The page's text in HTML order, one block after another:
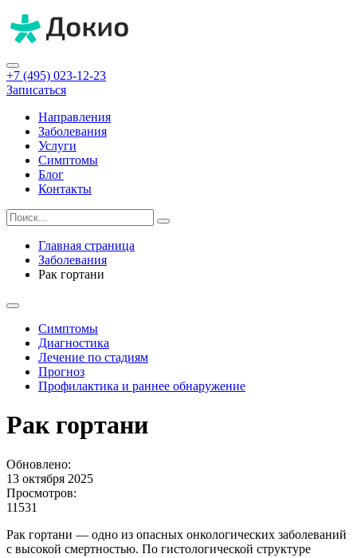
+7 (495) 023-12-23
Записаться
Направления
Заболевания
Услуги
Симптомы
Блог
Контакты
Главная страница
Заболевания
Рак гортани
Симптомы
Диагностика
Лечение по стадиям
Прогноз
Профилактика и раннее обнаружение
Рак гортани
Обновлено:
13 октября 2025
Просмотров:
11531
Рак гортани — одно из опасных онкологических заболеваний
с высокой смертностью. По гистологической структуре